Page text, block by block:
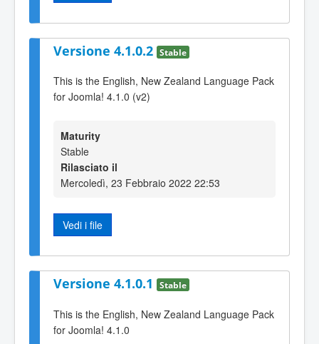
Versione 4.1.0.2 Stable
This is the English, New Zealand Language Pack
for Joomla! 4.1.0 (v2)
Maturity
Stable
Rilasciato il
Mercoledì, 23 Febbraio 2022 22:53
Vedi i file
Versione 4.1.0.1 Stable
This is the English, New Zealand Language Pack
for Joomla! 4.1.0